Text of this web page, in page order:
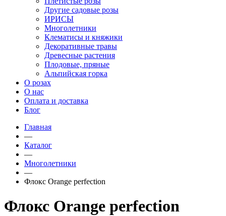
Другие садовые розы
ИРИСЫ
Многолетники
Клематисы и княжики
Декоративные травы
Древесные растения
Плодовые, пряные
Альпийская горка
О розах
О нас
Оплата и доставка
Блог
Главная
—
Каталог
—
Многолетники
—
Флокс Orange perfection
Флокс Orange perfection